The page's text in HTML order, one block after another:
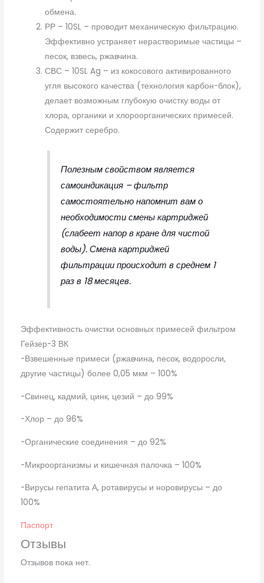
обмена.
РР – 10SL – проводит механическую фильтрацию.
Эффективно устраняет нерастворимые частицы –
песок, взвесь, ржавчина.
СВС – 10SL Ag – из кокосового активированного
угля высокого качества (технология карбон-блок),
делает возможным глубокую очистку воды от
хлора, органики и хлороорганических примесей.
Содержит серебро.
Полезным свойством является
самоиндикация – фильтр
самостоятельно напомнит вам о
необходимости смены картриджей
(слабеет напор в кране для чистой
воды). Смена картриджей
фильтрации происходит в среднем 1
раз в 18 месяцев.
Эффективность очистки основных примесей фильтром
Гейзер-3 ВК
-Взвешенные примеси (ржавчина, песок, водоросли,
другие частицы) более 0,05 мкм – 100%
-Свинец, кадмий, цинк, цезий – до 99%
-Хлор – до 96%
-Органические соединения – до 92%
-Микроорганизмы и кишечная палочка – 100%
-Вирусы гепатита А, ротавирусы и норовирусы – до
100%
Паспорт
Отзывы
Отзывов пока нет.